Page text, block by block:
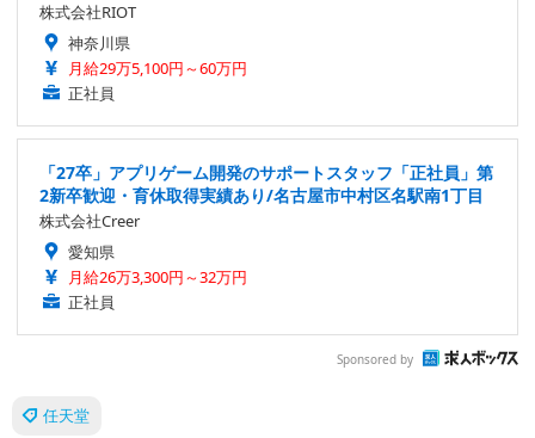
株式会社RIOT
神奈川県
月給29万5,100円～60万円
正社員
「27卒」アプリゲーム開発のサポートスタッフ「正社員」第
2新卒歓迎・育休取得実績あり/名古屋市中村区名駅南1丁目
株式会社Creer
愛知県
月給26万3,300円～32万円
正社員
Sponsored by
任天堂